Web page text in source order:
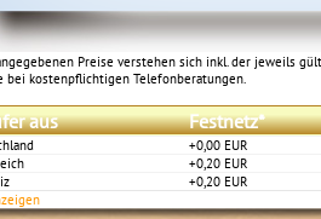
Preise verstehen sich inkl. der jeweils
bei kostenpflichtigen Telefonberatungen.
aus Festnetz*
+0,00 EUR
+0,20 EUR
+0,20 EUR